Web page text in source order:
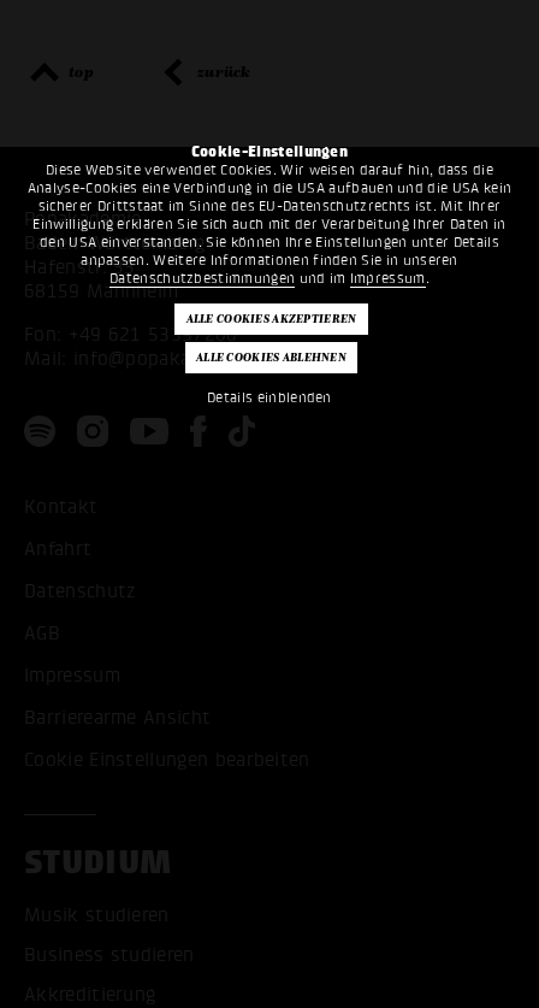
Cookie-Einstellungen
Diese Website verwendet Cookies. Wir weisen darauf hin, dass die
Analyse-Cookies eine Verbindung in die USA aufbauen und die USA kein
sicherer Drittstaat im Sinne des EU-Datenschutzrechts ist. Mit Ihrer
Einwilligung erklären Sie sich auch mit der Verarbeitung Ihrer Daten in
den USA einverstanden. Sie können Ihre Einstellungen unter Details
anpassen. Weitere Informationen finden Sie in unseren
Datenschutzbestimmungen und im Impressum .
Details einblenden
top zurück
Popakademie
Baden-Württemberg
Hafenstr. 33
68159 Mannheim
Fon:
+49 621 53397200
Mail:
info@popakademie.de
Kontakt
Anfahrt
Datenschutz
AGB
Impressum
Barrierearme Ansicht
Cookie Einstellungen bearbeiten
STUDIUM
Musik studieren
Business studieren
Akkreditierung